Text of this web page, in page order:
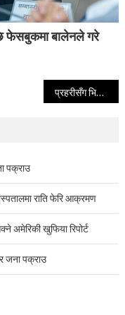
फेसबुकमा बालेनले गरे
प्रहरीसँग भिड्न बुढा पनि यसरी कस्सिए रत्नपार्कमा
पक्राउ
राति फेरि आक्रमण
अमेरिकी खुफिया रिपोर्ट
जना पक्राउ